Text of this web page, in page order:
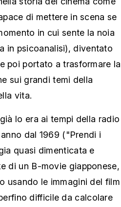
di mettere in scena se
in cui sente la noia
in psicoanalisi), diventato
poi portato a trasformare la
sui grandi temi della
vita.
lo era ai tempi della radio
dal 1969 ("Prendi i
quasi dimenticata e
di un B-movie giapponese,
usando le immagini del film
difficile da calcolare